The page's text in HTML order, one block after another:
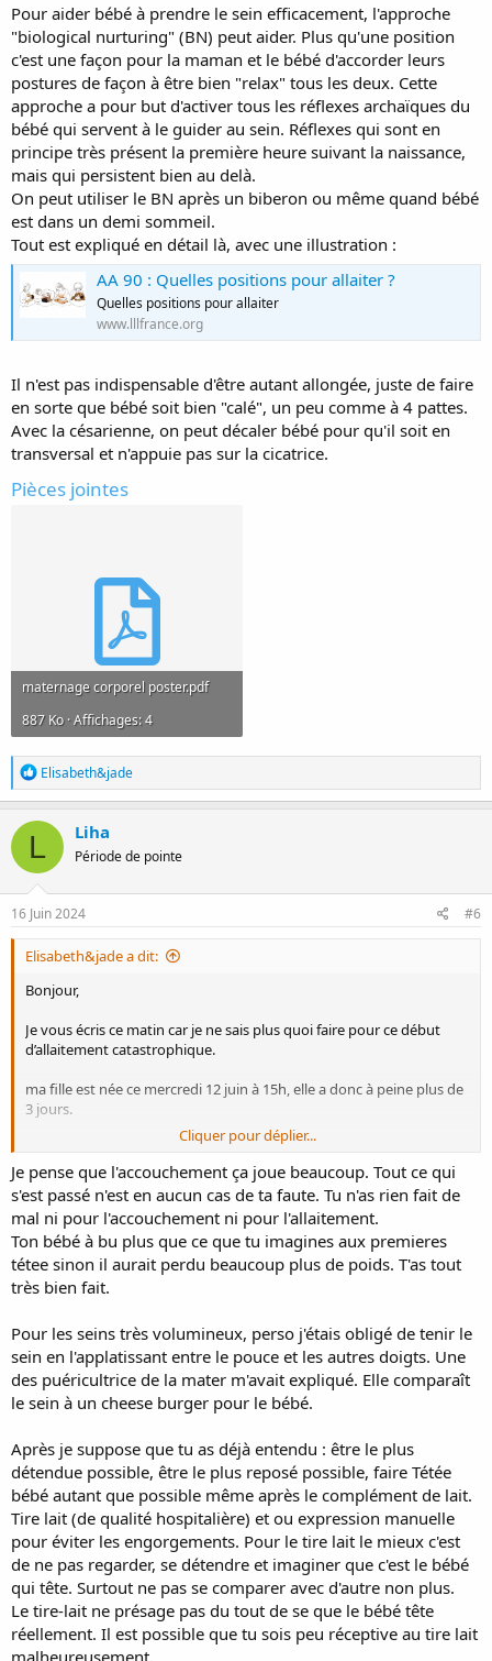
Pour aider bébé à prendre le sein efficacement, l'approche
"biological nurturing" (BN) peut aider. Plus qu'une position
c'est une façon pour la maman et le bébé d'accorder leurs
postures de façon à être bien "relax" tous les deux. Cette
approche a pour but d'activer tous les réflexes archaïques du
bébé qui servent à le guider au sein. Réflexes qui sont en
principe très présent la première heure suivant la naissance,
mais qui persistent bien au delà.
On peut utiliser le BN après un biberon ou même quand bébé
est dans un demi sommeil.
Tout est expliqué en détail là, avec une illustration :
AA 90 : Quelles positions pour allaiter ?
Quelles positions pour allaiter
www.lllfrance.org
Il n'est pas indispensable d'être autant allongée, juste de faire
en sorte que bébé soit bien "calé", un peu comme à 4 pattes.
Avec la césarienne, on peut décaler bébé pour qu'il soit en
transversal et n'appuie pas sur la cicatrice.
Pièces jointes
maternage corporel poster.pdf
887 Ko · Affichages: 4
R
é
a
c
i
o
n
s
Elisabeth&jade
L Liha
Période de pointe
16 Juin 2024 #6
Elisabeth&jade a dit:
Bonjour,
Je vous écris ce matin car je ne sais plus quoi faire pour ce début
d’allaitement catastrophique.
ma fille est née ce mercredi 12 juin à 15h, elle a donc à peine plus de
3 jours.
je ne sais pas si cela a une importance, mais : Ne voulant pas sortir
seule, j’ai eu un déclenchement par cachets pendant 36h avec un col
complètement fermé du début à la fin. Face à la douleurs des
contractions, même sous morphine, et à l’inefficacité du traitement,
j’ai été orientée vers une césarienne en urgence.
Ma fille a pu faire du peau à peau avec son papa dans les 30 min
après sa naissance puis je l’ai retrouvée au bout d’environ 1h pour
de colostrum, elle s’est très vite endormie.
les premières mises au sein n’ont pas été trop mal, mais je n’avais
que quelques goutes de colostrum et que sur un sein. J’ai malgré
tout essayer les deux à chaque fois.
Elle pleurait, n’arrivait pas prendre correctement. J’ai évidemment
demandé de l’aide, on arrivait à la placer, mais très rapidement elle
repoussait le sein.
Des les premières 36h j’ai commencé à avoir très mal au mamelon
qu’elle pinçait à chaque fois. Chaque tétée a commencé à devenir
compliquée pour elle, qui pleurait, et moi qui souffrait. Et toujours
presque rien pour la nourrir.
2eme jour qui empire, chaque tour de garde quelqu’un m’aidait,
avec de nouvelles techniques, de nouveaux conseils, (de nouvelles
critiques également) sans succès. Toujours pas de montée de lait, le
Cliquer pour déplier...
Je pense que l'accouchement ça joue beaucoup. Tout ce qui
s'est passé n'est en aucun cas de ta faute. Tu n'as rien fait de
mal ni pour l'accouchement ni pour l'allaitement.
Ton bébé à bu plus que ce que tu imagines aux premieres
tétee sinon il aurait perdu beaucoup plus de poids. T'as tout
très bien fait.
Pour les seins très volumineux, perso j'étais obligé de tenir le
sein en l'applatissant entre le pouce et les autres doigts. Une
des puéricultrice de la mater m'avait expliqué. Elle comparaît
le sein à un cheese burger pour le bébé.
Après je suppose que tu as déjà entendu : être le plus
détendue possible, être le plus reposé possible, faire Tétée
bébé autant que possible même après le complément de lait.
Tire lait (de qualité hospitalière) et ou expression manuelle
pour éviter les engorgements. Pour le tire lait le mieux c'est
de ne pas regarder, se détendre et imaginer que c'est le bébé
qui tête. Surtout ne pas se comparer avec d'autre non plus.
Le tire-lait ne présage pas du tout de se que le bébé tête
réellement. Il est possible que tu sois peu réceptive au tire lait